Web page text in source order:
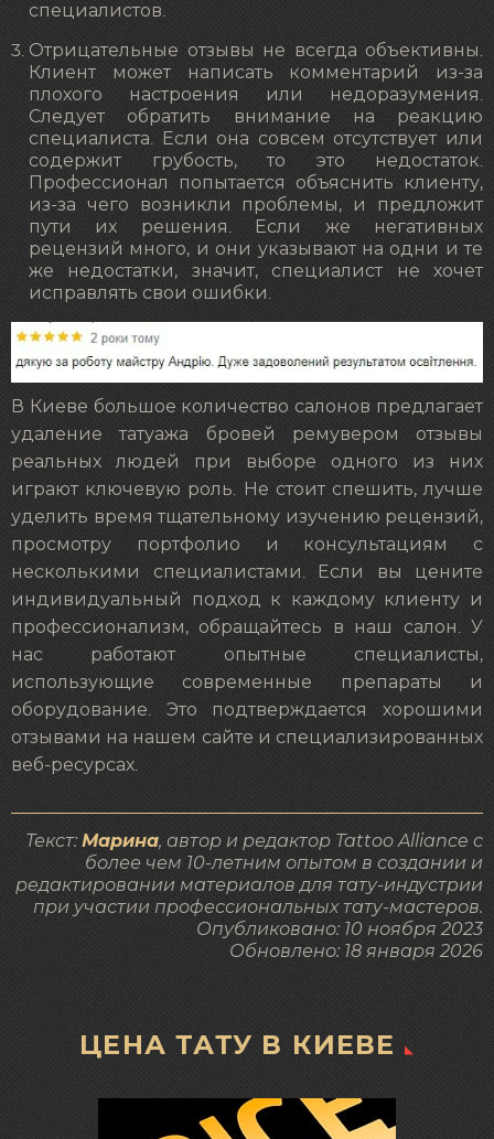
специалистов.
Отрицательные отзывы не всегда объективны.
Клиент может написать комментарий из-за
плохого настроения или недоразумения.
Следует обратить внимание на реакцию
специалиста. Если она совсем отсутствует или
содержит грубость, то это недостаток.
Профессионал попытается объяснить клиенту,
из-за чего возникли проблемы, и предложит
пути их решения. Если же негативных
рецензий много, и они указывают на одни и те
же недостатки, значит, специалист не хочет
исправлять свои ошибки.
В Киеве большое количество салонов предлагает
удаление татуажа бровей ремувером отзывы
реальных людей при выборе одного из них
играют ключевую роль. Не стоит спешить, лучше
уделить время тщательному изучению рецензий,
просмотру портфолио и консультациям с
несколькими специалистами. Если вы цените
индивидуальный подход к каждому клиенту и
профессионализм, обращайтесь в наш салон. У
нас работают опытные специалисты,
использующие современные препараты и
оборудование. Это подтверждается хорошими
отзывами на нашем сайте и специализированных
веб-ресурсах.
Текст:Марина, автор и редактор Tattoo Alliance с
более чем 10-летним опытом в создании и
редактировании материалов для тату-индустрии
при участии профессиональных тату-мастеров.
Опубликовано: 10 ноября 2023
Обновлено: 18 января 2026
ЦЕНА ТАТУ В КИЕВЕ